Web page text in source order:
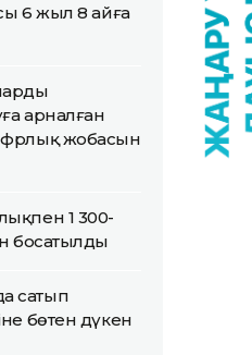
6 жыл 8 айға
арналған
жобасын
1 300-
босатылды
сатып
бөтен дүкен